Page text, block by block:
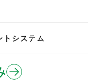
)
トシステム
初「
が日本で初めて「